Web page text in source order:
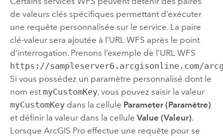
de valeurs clés spécifiques permettant d’exécuter
une requête personnalisée sur le service. La paire
clé-valeur sera ajoutée à l’URL WFS après le point
d’interrogation. Prenons l’exemple de l’URL WFS
https://sampleserver6.arcgisonline.com/
Si vous possédez un paramètre personnalisé dont le
nom est myCustomKey, vous pouvez saisir la valeur
myCustomKeydans la cellule Parameter (Paramètre)
et définir la valeur dans la cellule Value (Valeur).
Lorsque ArcGIS Proeffectue une requête pour se